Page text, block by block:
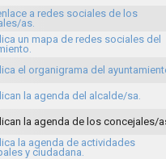
a redes sociales de los
as.
un mapa de redes sociales del
el organigrama del
la agenda del alcalde/sa.
la agenda de los concejales/
la agenda de actividades
y ciudadana.